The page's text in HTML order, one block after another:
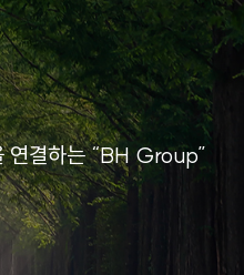
연결하는 “BH Group”